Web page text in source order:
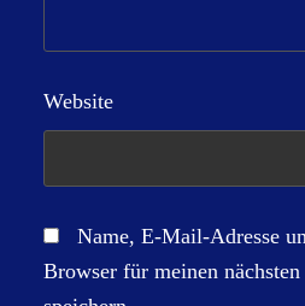
Website
Name, E-Mail-Adresse
Browser für meinen